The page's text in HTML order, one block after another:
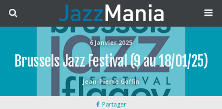
6 Janvier 2025
Brussels Jazz Festival (9 au 18/01/25)
Jean-Pierre Goffin
Partager